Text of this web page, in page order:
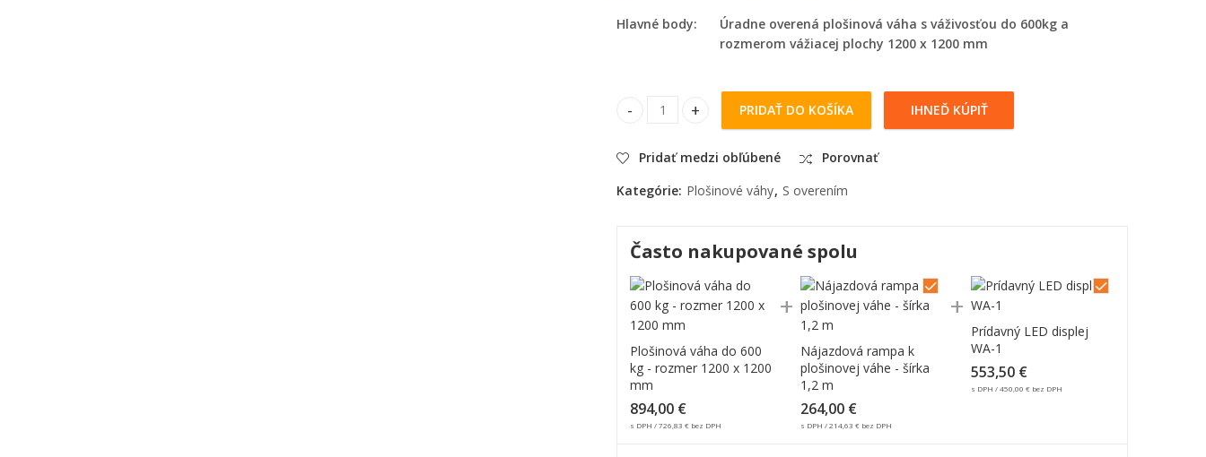
Hlavné body:
Úradne overená plošinová váha s váživosťou do 600kg a
rozmerom vážiacej plochy 1200 x 1200 mm
Plošinová váha do 600 kg - rozmer 1200 x 1200 mm quantity
PRIDAŤ DO KOŠÍKA IHNEĎ KÚPIŤ
Pridať medzi obľúbené
Porovnať
Kategórie: Plošinové váhy, S overením
Často nakupované spolu
Plošinová váha do 600
kg - rozmer 1200 x 1200
mm
894,00 €
s DPH /726,83 € bez DPH
Nájazdová rampa k
plošinovej váhe - šírka
1,2 m
264,00 €
s DPH /214,63 € bez DPH
Prídavný LED displej
WA-1
553,50 €
s DPH /450,00 € bez DPH